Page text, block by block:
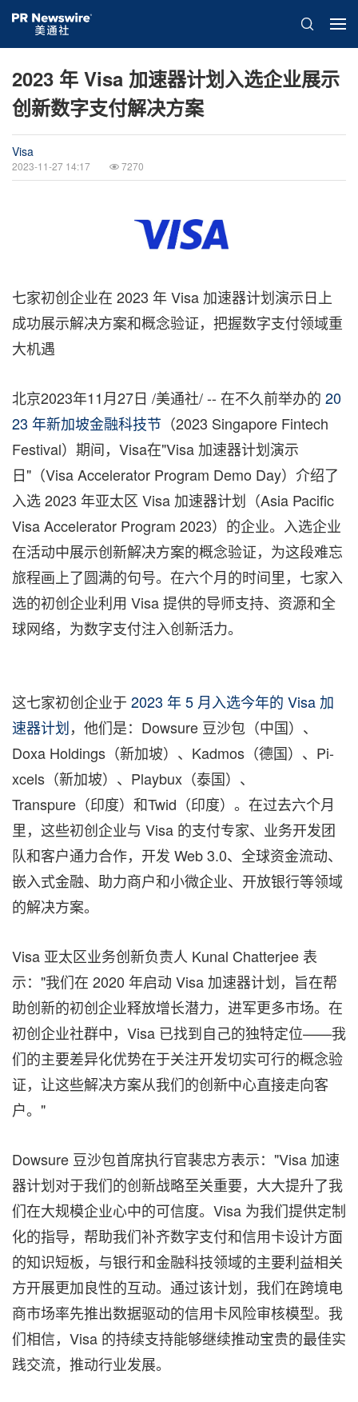
2023 年 Visa 加速器计划入选企业展示
创新数字支付解决方案
Visa
2023-11-27 14:17 7270
七家初创企业在 2023 年 Visa 加速器计划演示日上
成功展示解决方案和概念验证，把握数字支付领域重
大机遇
北京2023年11月27日 /美通社/ -- 在不久前举办的 20
23 年新加坡金融科技节 （2023 Singapore Fintech
Festival）期间，Visa在"Visa 加速器计划演示
日"（Visa Accelerator Program Demo Day）介绍了
入选 2023 年亚太区 Visa 加速器计划（Asia Pacific
Visa Accelerator Program 2023）的企业。入选企业
在活动中展示创新解决方案的概念验证，为这段难忘
旅程画上了圆满的句号。在六个月的时间里，七家入
选的初创企业利用 Visa 提供的导师支持、资源和全
球网络，为数字支付注入创新活力。
这七家初创企业于 2023 年 5 月入选今年的 Visa 加
速器计划，他们是：Dowsure 豆沙包（中国）、
Doxa Holdings（新加坡）、Kadmos（德国）、Pi-
xcels（新加坡）、Playbux（泰国）、
Transpure（印度）和Twid（印度）。在过去六个月
里，这些初创企业与 Visa 的支付专家、业务开发团
队和客户通力合作，开发 Web 3.0、全球资金流动、
嵌入式金融、助力商户和小微企业、开放银行等领域
的解决方案。
Visa 亚太区业务创新负责人 Kunal Chatterjee 表
示："我们在 2020 年启动 Visa 加速器计划，旨在帮
助创新的初创企业释放增长潜力，进军更多市场。在
初创企业社群中，Visa 已找到自己的独特定位——我
们的主要差异化优势在于关注开发切实可行的概念验
证，让这些解决方案从我们的创新中心直接走向客
户。"
Dowsure 豆沙包首席执行官裴忠方表示："Visa 加速
器计划对于我们的创新战略至关重要，大大提升了我
们在大规模企业心中的可信度。Visa 为我们提供定制
化的指导，帮助我们补齐数字支付和信用卡设计方面
的知识短板，与银行和金融科技领域的主要利益相关
方开展更加良性的互动。通过该计划，我们在跨境电
商市场率先推出数据驱动的信用卡风险审核模型。我
们相信，Visa 的持续支持能够继续推动宝贵的最佳实
践交流，推动行业发展。